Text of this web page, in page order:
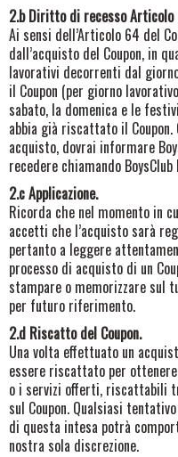
2.b Diritto di recesso Articolo
Ai sensi dell’Articolo 64 del
dall’acquisto del Coupon, in
lavorativi decorrenti dal
il Coupon (per giorno
sabato, la domenica e le
abbia già riscattato il
acquisto, dovrai informare
recedere chiamando BoysClub
2.c Applicazione.
Ricorda che nel momento in
accetti che l’acquisto sarà
pertanto a leggere
processo di acquisto di un
stampare o memorizzare sul
per futuro riferimento.
2.d Riscatto del Coupon.
Una volta effettuato un
essere riscattato per
o i servizi offerti, riscattabili
sul Coupon. Qualsiasi
di questa intesa potrà
nostra sola discrezione.